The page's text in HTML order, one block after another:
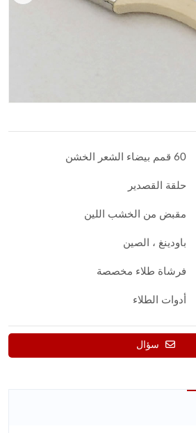
60 قمم بيضاء الشعر الخشن
حلقة القصدير
مقبض من الخشب اللين
باودينغ ، الصين
فرشاة طلاء مخصصة
أدوات الطلاء
سؤال